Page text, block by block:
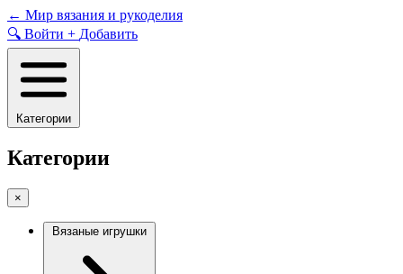
Skip
to
content
← Мир вязания и рукоделия
🔍 Войти + Добавить
Категории
Категории
×
Вязаные игрушки